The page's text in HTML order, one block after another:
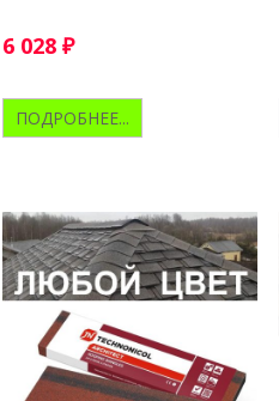
6 028 ₽
ПОДРОБНЕЕ...